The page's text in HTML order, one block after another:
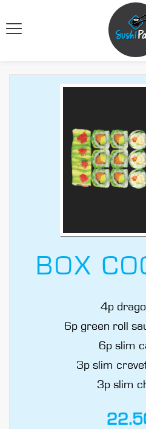
BOX
4p
6p green roll
6p slim
3p slim
3p slim